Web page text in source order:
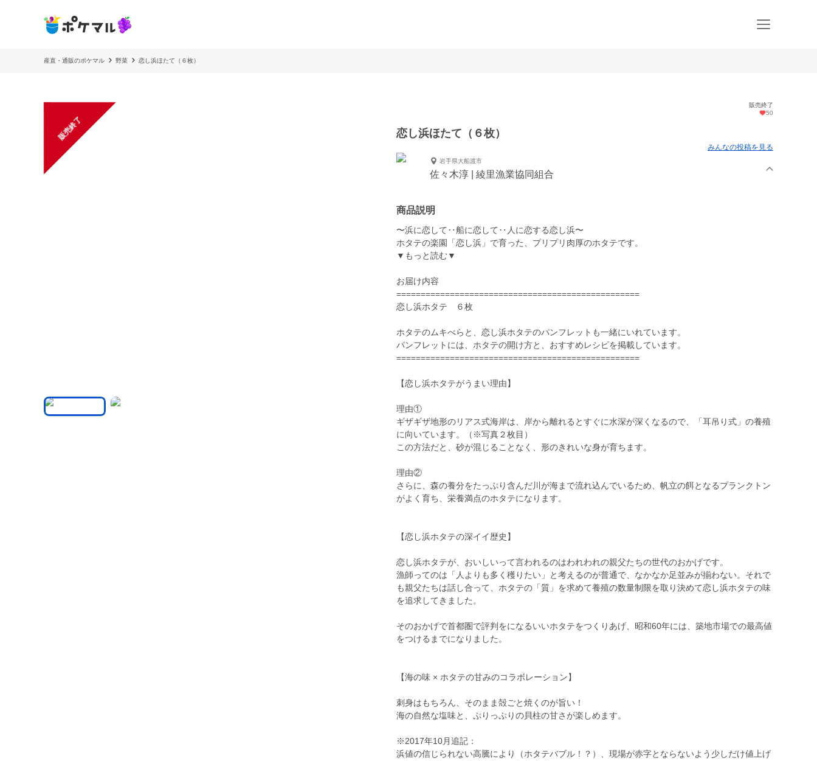
産直・通販のポケマル 野菜 恋し浜ほたて（６枚）
販売終了
販売終了
50
恋し浜ほたて（６枚）
みんなの投稿を見る
岩手県大船渡市
佐々木淳 | 綾里漁業協同組合
商品説明
〜浜に恋して‥船に恋して‥人に恋する恋し浜〜
ホタテの楽園「恋し浜」で育った、プリプリ肉厚のホタテです。
▼もっと読む▼
お届け内容
==================================================
恋し浜ホタテ ６枚
ホタテのムキべらと、恋し浜ホタテのパンフレットも一緒にいれています。
パンフレットには、ホタテの開け方と、おすすめレシピを掲載しています。
==================================================
【恋し浜ホタテがうまい理由】
理由①
ギザギザ地形のリアス式海岸は、岸から離れるとすぐに水深が深くなるので、「耳吊り式」の養殖
に向いています。（※写真２枚目）
この方法だと、砂が混じることなく、形のきれいな身が育ちます。
理由②
さらに、森の養分をたっぷり含んだ川が海まで流れ込んでいるため、帆立の餌となるプランクトン
がよく育ち、栄養満点のホタテになります。
【恋し浜ホタテの深イイ歴史】
恋し浜ホタテが、おいしいって言われるのはわれわれの親父たちの世代のおかげです。
漁師ってのは「人よりも多く穫りたい」と考えるのが普通で、なかなか足並みが揃わない。それで
も親父たちは話し合って、ホタテの「質」を求めて養殖の数量制限を取り決めて恋し浜ホタテの味
を追求してきました。
そのおかげで首都圏で評判をになるいいホタテをつくりあげ、昭和60年には、築地市場での最高値
をつけるまでになりました。
【海の味 × ホタテの甘みのコラボレーション】
刺身はもちろん、そのまま殻ごと焼くのが旨い！
海の自然な塩味と、ぷりっぷりの貝柱の甘さが楽しめます。
※2017年10月追記：
浜値の信じられない高騰により（ホタテバブル！？）、現場が赤字とならないよう少しだけ値上げ